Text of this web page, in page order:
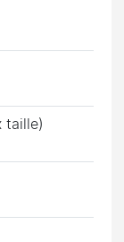
taille)